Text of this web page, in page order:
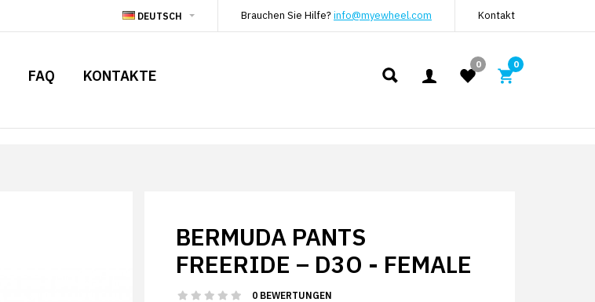
DEUTSCH Brauchen Sie Hilfe?info@myewheel.com Kontakt
FAQ KONTAKTE
0 0
BERMUDA PANTS
FREERIDE – D3O - FEMALE
0 BEWERTUNGEN